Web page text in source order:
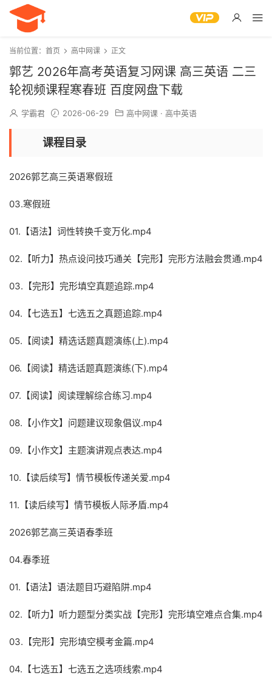
当前位置： 首页 高中网课 正文
郭艺 2026年高考英语复习网课 高三英语 二三
轮视频课程寒春班 百度网盘下载
学霸君 2026-06-29 高中网课 · 高中英语
课程目录
2026郭艺高三英语寒假班
03.寒假班
01.【语法】词性转换千变万化.mp4
02.【听力】热点设问技巧通关【完形】完形方法融会贯通.mp4
03.【完形】完形填空真题追踪.mp4
04.【七选五】七选五之真题追踪.mp4
05.【阅读】精选话题真题演练(上).mp4
06.【阅读】精选话题真题演练(下).mp4
07.【阅读】阅读理解综合练习.mp4
08.【小作文】问题建议现象倡议.mp4
09.【小作文】主题演讲观点表达.mp4
10.【读后续写】情节模板传递关爱.mp4
11.【读后续写】情节模板人际矛盾.mp4
2026郭艺高三英语春季班
04.春季班
01.【语法】语法题目巧避陷阱.mp4
02.【听力】听力题型分类实战【完形】完形填空难点合集.mp4
03.【完形】完形填空模考金篇.mp4
04.【七选五】七选五之选项线索.mp4